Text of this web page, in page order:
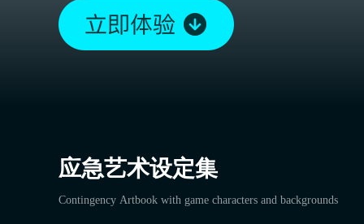
应急艺术设定集
Contingency Artbook with game characters and backgrounds